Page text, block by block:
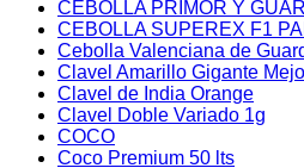
CEBOLLA PRIMOR Y
CEBOLLA SUPEREX F1
Cebolla Valenciana de
Clavel Amarillo Gigante
Clavel de India Orange
Clavel Doble Variado 1g
COCO
Coco Premium 50 lts